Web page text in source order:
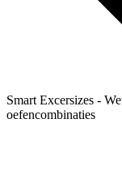
Smart Excersizes -
oefencombinaties